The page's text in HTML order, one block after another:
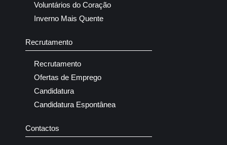
Voluntários do Coração
Inverno Mais Quente
Recrutamento
Recrutamento
Ofertas de Emprego
Candidatura
Candidatura Espontânea
Contactos